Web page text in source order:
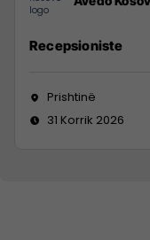
Recepsioniste
Prishtinë
31 Korrik 2026